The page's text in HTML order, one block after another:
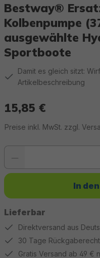
Bestway®
Kolbenpumpe
ausgewählte
Sportboote
Damit es gleich sitzt:
Artikelbeschreibung
15,85 €
Preise inkl. MwSt. zzgl.
Lieferbar
Produkt Anzahl: Gib den
In
Direktversand aus
30 Tage Rückgaberecht
Gratis Versand ab 49 €